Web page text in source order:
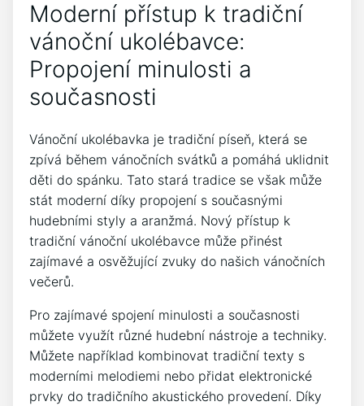
Moderní přístup k ‌tradiční
vánoční ukolébavce:⁤
Propojení minulosti a
současnosti
Vánoční ukolébavka je ‌tradiční píseň, která se
zpívá během vánočních svátků a pomáhá ‍uklidnit
děti do spánku. Tato stará‍ tradice​ se však může
stát moderní díky​ propojení s současnými
hudebními styly a aranžmá. Nový‍ přístup ​k‌
tradiční vánoční ukolébavce může přinést
zajímavé a osvěžující zvuky do našich vánočních
večerů.
Pro zajímavé spojení minulosti a⁤ současnosti
můžete využít ‍různé hudební nástroje a techniky.
Můžete například⁤ kombinovat tradiční texty s
moderními melodiemi nebo přidat​ elektronické
prvky‍ do ​tradičního akustického provedení. Díky ​